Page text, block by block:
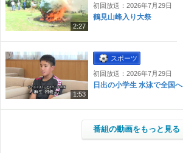
2:27
初回放送：2026年7月29日
鶴見山峰入り大祭
1:53
スポーツ
初回放送：2026年7月29日
日出の小学生 水泳で全国へ
番組の動画をもっと見る